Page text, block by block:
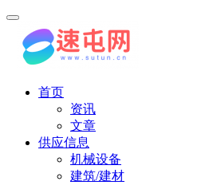
首页
资讯
文章
供应信息
机械设备
建筑/建材